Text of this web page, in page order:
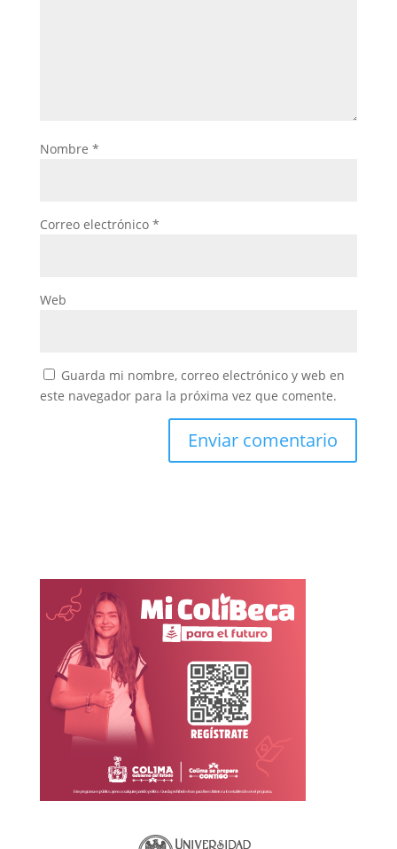
Nombre *
Correo electrónico *
Web
Guarda mi nombre, correo electrónico y web en
este navegador para la próxima vez que comente.